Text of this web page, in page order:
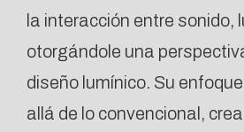
la interacción entre sonido,
otorgándole una
diseño lumínico. Su
allá de lo convencional,